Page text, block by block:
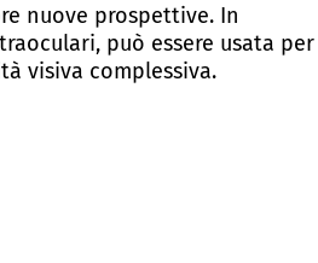
nuove prospettive. In
può essere usata per
visiva complessiva.